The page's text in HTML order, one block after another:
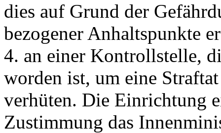
dies auf Grund der
bezogener Anhaltspunkte
4. an einer Kontrollstelle,
worden ist, um eine
verhüten. Die Einrichtung
Zustimmung das